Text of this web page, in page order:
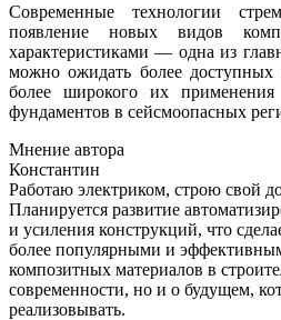
Современные технологии
появление новых видов
характеристиками — одна из
можно ожидать более доступных
более широкого их
фундаментов в сейсмоопасных
Мнение автора
Константин
Работаю электриком, строю свой
Планируется развитие
и усиления конструкций, что
более популярными и
композитных материалов в
современности, но и о будущем,
реализовывать.